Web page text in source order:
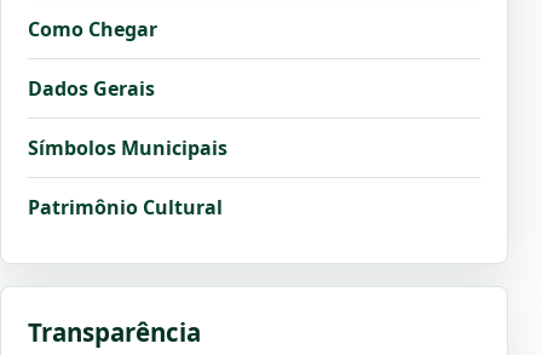
Como Chegar
Dados Gerais
Símbolos Municipais
Patrimônio Cultural
Transparência